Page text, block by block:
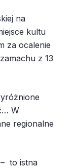
na
kultu
za ocalenie
z 13
W
regionalne
to istna